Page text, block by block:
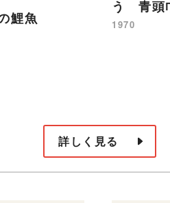
鯉魚
う 青頭
1970
詳しく見る